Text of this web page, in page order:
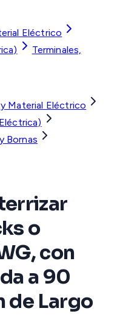
Eléctrico
Terminales,
Material Eléctrico
Bornas
o
con
a 90
de Largo